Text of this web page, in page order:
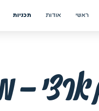
ראשי אודות תכניות
–